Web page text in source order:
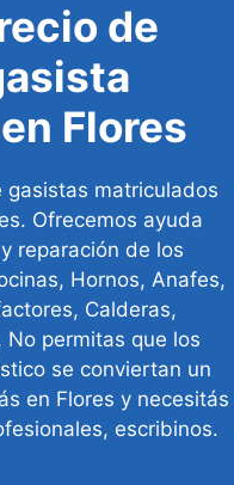
de
Flores
gasistas matriculados
Ofrecemos ayuda
reparación de los
Hornos, Anafes,
Calderas,
No permitas que los
se conviertan un
en Flores y necesitás
escribinos.